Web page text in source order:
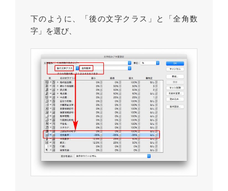
下のように、「後の文字クラス」と「全角数
字」を選び、